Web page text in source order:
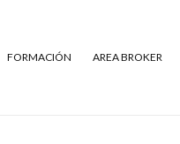
FORMACIÓN AREA BROKER